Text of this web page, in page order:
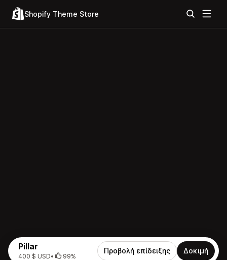
Shopify Theme Store
Pillar
400 $ USD• 99%
Προβολή επίδειξης Δοκιμή